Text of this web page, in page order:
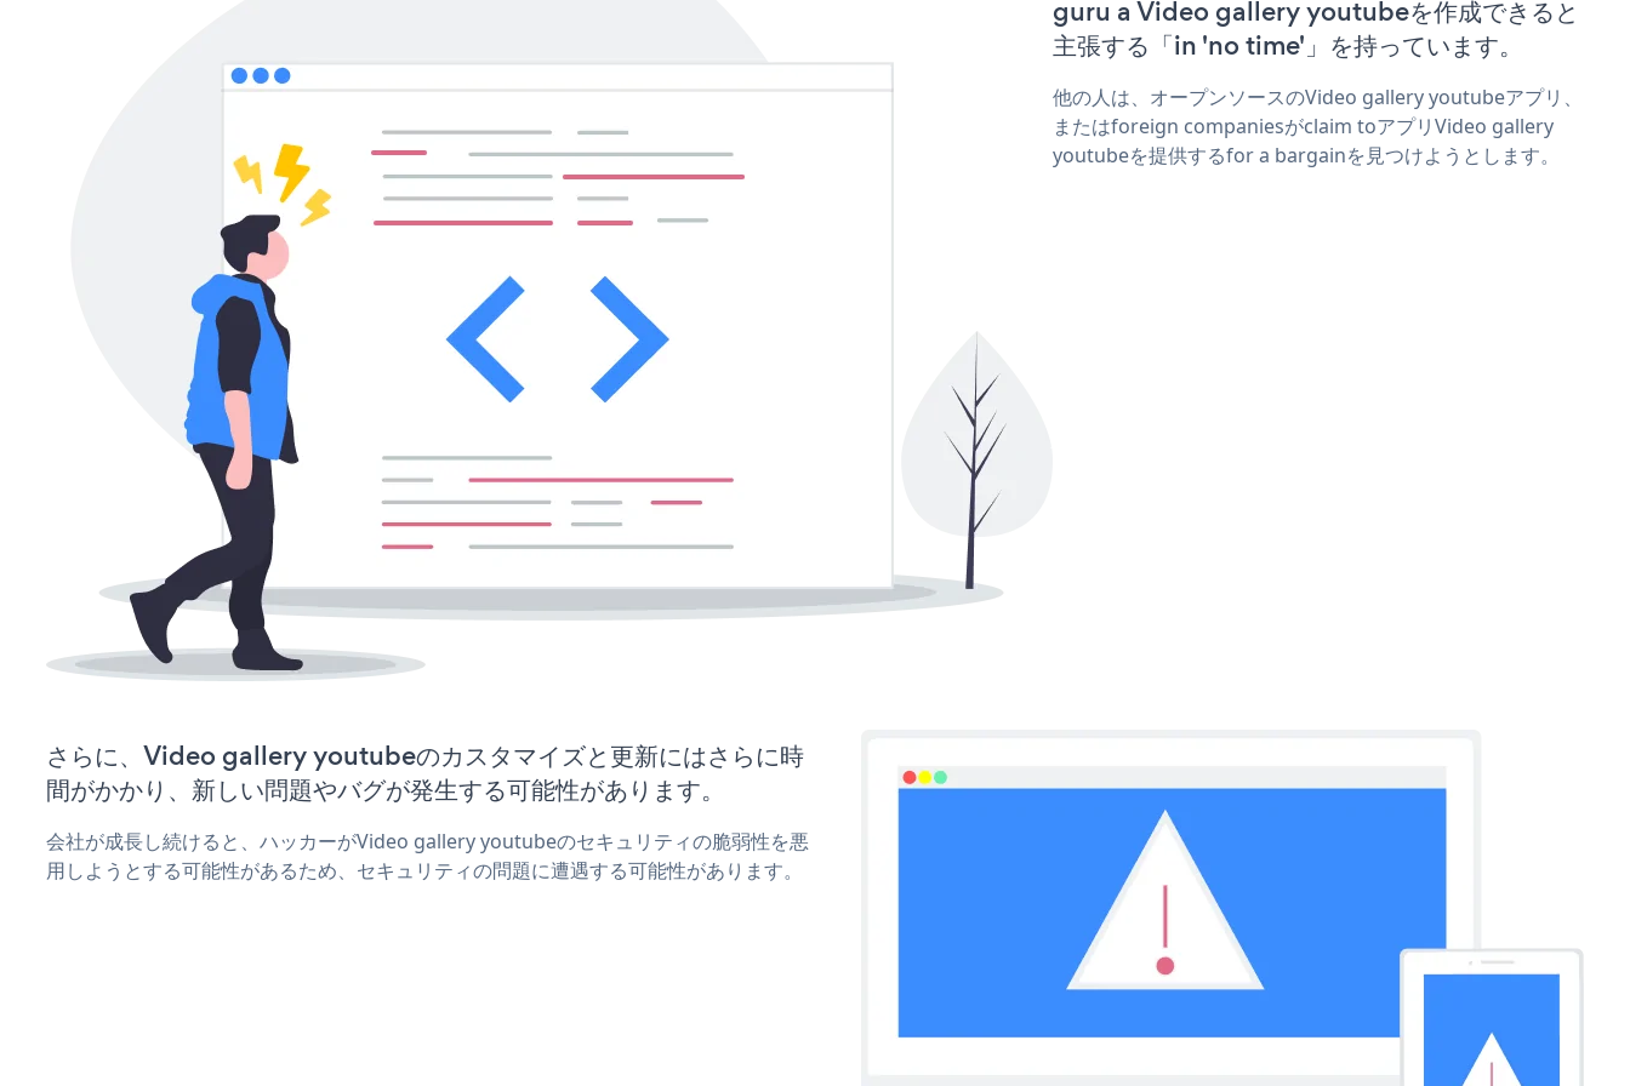
guru a Video gallery youtubeを作成できると
主張する「in 'no time'」を持っています。
他の人は、オープンソースのVideo gallery youtubeアプリ、
またはforeign companiesがclaim toアプリVideo gallery
youtubeを提供するfor a bargainを見つけようとします。
さらに、Video gallery youtubeのカスタマイズと更新にはさらに時
間がかかり、新しい問題やバグが発生する可能性があります。
会社が成長し続けると、ハッカーがVideo gallery youtubeのセキュリティの脆弱性を悪
用しようとする可能性があるため、セキュリティの問題に遭遇する可能性があります。